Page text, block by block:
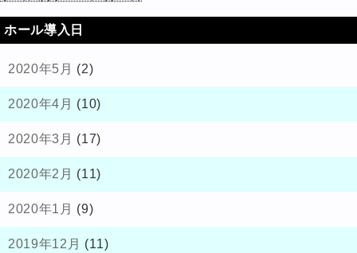
ホール導入日
2020年5月 (2)
2020年4月 (10)
2020年3月 (17)
2020年2月 (11)
2020年1月 (9)
2019年12月 (11)